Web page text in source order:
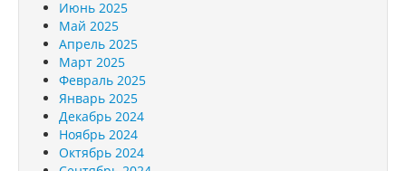
Июнь 2025
Май 2025
Апрель 2025
Март 2025
Февраль 2025
Январь 2025
Декабрь 2024
Ноябрь 2024
Октябрь 2024